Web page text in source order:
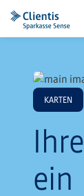
KARTEN
ein